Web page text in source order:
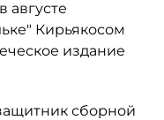
августе
Кирьякосом
издание
сборной